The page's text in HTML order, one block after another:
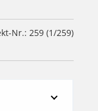
Nr.: 259 (1/259)